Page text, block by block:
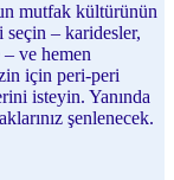
mutfak kültürünün
– karidesler,
– ve hemen
için peri-peri
isteyin. Yanında
şenlenecek.